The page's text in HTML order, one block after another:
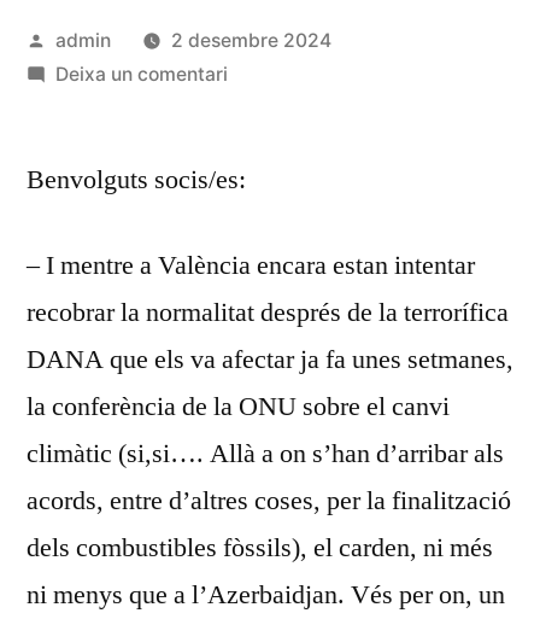
Publicat
per
admin
2 desembre 2024
Deixa un comentaria
DEL
Benvolguts socis/es:
– I mentre a València encara estan intentar
recobrar la normalitat després de la terrorífica
DANA que els va afectar ja fa unes setmanes,
la conferència de la ONU sobre el canvi
climàtic (si,si…. Allà a on s’han d’arribar als
acords, entre d’altres coses, per la finalització
dels combustibles fòssils), el carden, ni més
ni menys que a l’Azerbaidjan. Vés per on, un